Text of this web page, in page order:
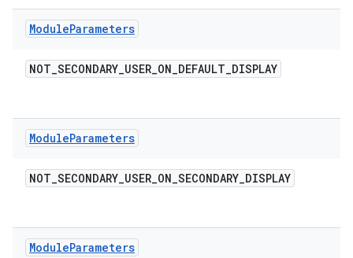
ModuleParameters
NOT_SECONDARY_USER_ON_DEFAULT_DISPLAY
ModuleParameters
NOT_SECONDARY_USER_ON_SECONDARY_DISPLAY
ModuleParameters